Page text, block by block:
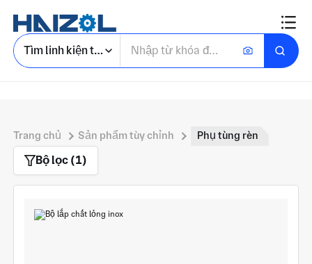
Tìm linh kiện tùy chỉnh
Trang chủ Sản phẩm tùy chỉnh Phụ tùng rèn
Bộ lọc (1)